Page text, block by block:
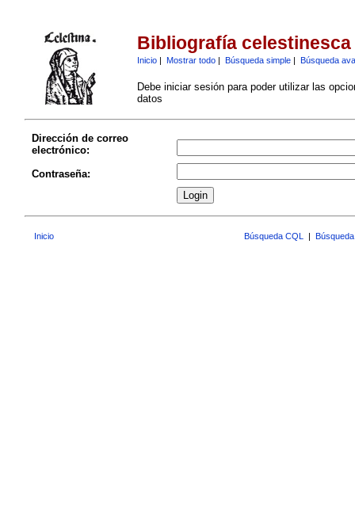
Bibliografía celestinesca
Inicio| Mostrar todo| Búsqueda simple| Búsqueda
Debe iniciar sesión para poder utilizar las
datos
Dirección de correo
electrónico:
Contraseña:
Inicio Búsqueda CQL |